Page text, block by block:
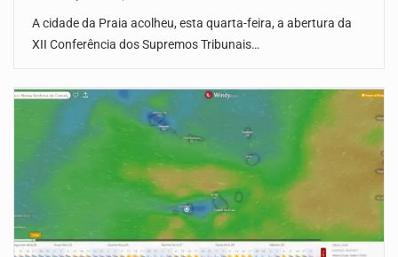
A cidade da Praia acolheu, esta quarta-feira, a abertura da
XII Conferência dos Supremos Tribunais…